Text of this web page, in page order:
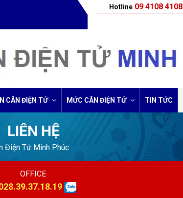
Hotline09 4108 4108
CÂN ĐIỆN TỬ MỨC CÂN ĐIỆN TỬ TIN TỨC
LIÊN HỆ
Điện Tử Minh Phúc
OFFICE